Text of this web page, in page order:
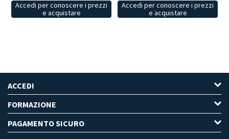
Accedi per conoscere i prezzi
e acquistare
Accedi per conoscere i prezzi
e acquistare
ACCEDI
FORMAZIONE
PAGAMENTO SICURO